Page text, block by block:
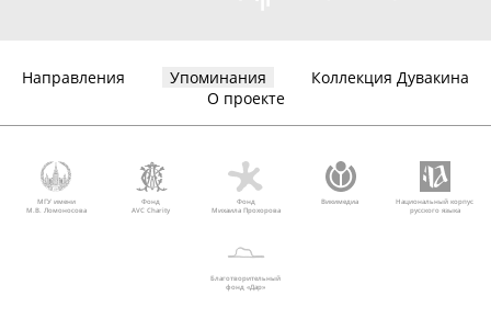
Направления Упоминания
Коллекция Дувакина
О проекте
МГУ имени
М.В. Ломоносова
Фонд
AVC Charity
Фонд
Михаила Прохорова
Викимедиа
Национальный корпус
русского языка
Благотворительный
фонд «Дар»